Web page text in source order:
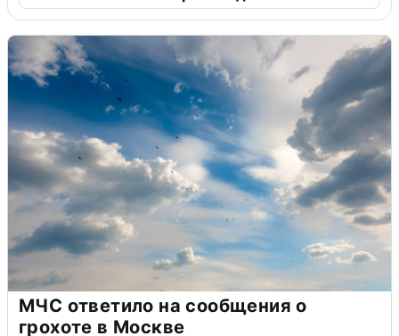
МЧС ответило на сообщения о
грохоте в Москве